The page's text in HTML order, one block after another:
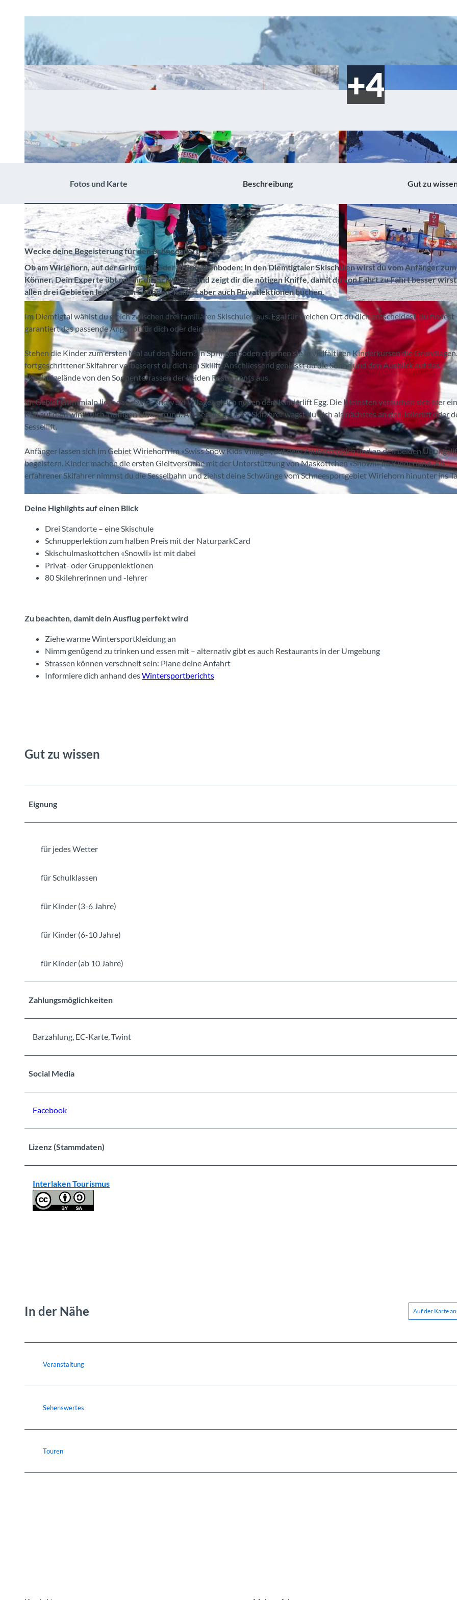
CC-BY-SA CC-BY-SA
Fotos und Karte Beschreibung Gut zu
Wecke deine Begeisterung für den Schneesport
Ob am Wiriehorn, auf der Grimmialp oder in Springenboden: In den Diemtigtaler Skischulen wirst du vom Anfänger zum
Könner. Dein Experte übt mit dir die Schwünge und zeigt dir die nötigen Kniffe, damit du von Fahrt zu Fahrt besser
allen drei Gebieten lernst du in Gruppen, kannst aber auch Privatlektionen buchen.
Im Diemtigtal wählst du gleich zwischen drei familiären Skischulen aus. Egal für welchen Ort du dich entscheidest, du findest
garantiert das passende Angebot für dich oder deine Kinder.
Stehen die Kinder zum ersten Mal auf den Skiern? In Springenboden erlernen sie in vielfältigen Kinderkursen die
fortgeschrittener Skifahrer verbesserst du dich am Skilift. Anschliessend geniesst du die Sonne und den Ausblick auf das
Skischulgelände von den Sonnenterrassen der beiden Restaurants aus.
Im Gebiet Grimmialp liegt das «Swiss Snow Ski Village» gleich neben dem Kinderlift Egg. Die Kleinsten versuchen sich hier
Mal auf dem winterlich-fluffigen Untergrund. Als bereits geübter Skifahrer wagst du dich als nächstes an den Tellerlift oder
Sessellift.
Anfänger lassen sich im Gebiet Wiriehorn im «Swiss Snow Kids Village», auf dem Zauberteppich und an den beiden
begeistern. Kinder machen die ersten Gleitversuche mit der Unterstützung von Maskottchen «Snowli» im Kinderland. Als
erfahrener Skifahrer nimmst du die Sesselbahn und ziehst deine Schwünge vom Schneesportgebiet Wiriehorn hinunter ins
Deine Highlights auf einen Blick
Drei Standorte – eine Skischule
Schnupperlektion zum halben Preis mit der NaturparkCard
Skischulmaskottchen «Snowli» ist mit dabei
Privat- oder Gruppenlektionen
80 Skilehrerinnen und -lehrer
Zu beachten, damit dein Ausflug perfekt wird
Ziehe warme Wintersportkleidung an
Nimm genügend zu trinken und essen mit – alternativ gibt es auch Restaurants in der Umgebung
Strassen können verschneit sein: Plane deine Anfahrt
Informiere dich anhand desWintersportberichts
Gut zu wissen
Eignung
für jedes Wetter
für Schulklassen
für Kinder (3-6 Jahre)
für Kinder (6-10 Jahre)
für Kinder (ab 10 Jahre)
Zahlungsmöglichkeiten
Barzahlung, EC-Karte, Twint
Social Media
Facebook
Lizenz (Stammdaten)
Interlaken Tourismus
In der Nähe Auf der Karte
Veranstaltung
Sehenswertes
Touren